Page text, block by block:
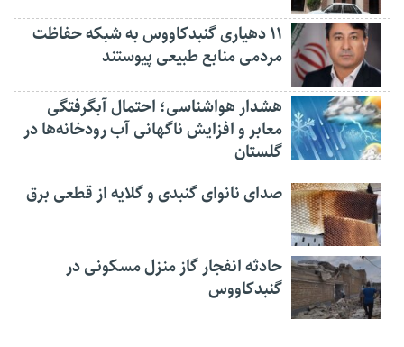
۱۱ دهیاری گنبدکاووس به شبکه حفاظت
مردمی منابع طبیعی پیوستند
هشدار هواشناسی؛ احتمال آبگرفتگی
معابر و افزایش ناگهانی آب رودخانه‌ها در
گلستان
صدای نانوای گنبدی و گلایه از قطعی برق
حادثه انفجار گاز منزل مسکونی در
گنبدکاووس